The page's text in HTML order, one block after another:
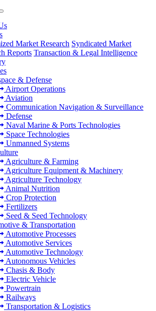
Market Research Syndicated Market
Reports Transaction & Legal Intelligence
& Defense
Airport Operations
Aviation
Communication Navigation & Surveillance
Defense
Naval Marine & Ports Technologies
Space Technologies
Unmanned Systems
Agriculture & Farming
Agriculture Equipment & Machinery
Agriculture Technology
Animal Nutrition
Crop Protection
Fertilizers
Seed & Seed Technology
& Transportation
Automotive Processes
Automotive Services
Automotive Technology
Autonomous Vehicles
Chasis & Body
Electric Vehicle
Powertrain
Railways
Transportation & Logistics